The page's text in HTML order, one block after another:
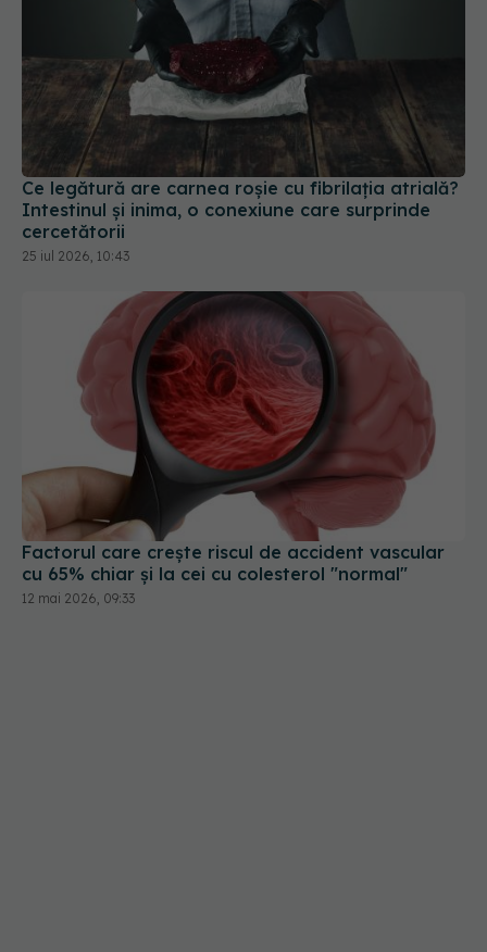
Ce legătură are carnea roșie cu fibrilația atrială?
Intestinul și inima, o conexiune care surprinde
cercetătorii
25 iul 2026, 10:43
Factorul care crește riscul de accident vascular
cu 65% chiar și la cei cu colesterol "normal"
12 mai 2026, 09:33